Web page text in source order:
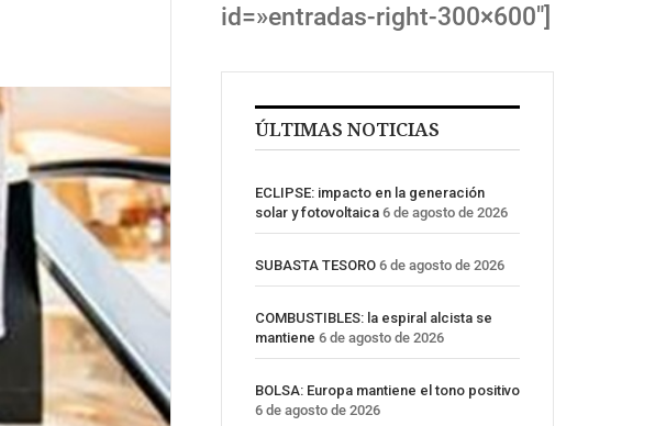
id=»entradas-right-300×600″]
ÚLTIMAS NOTICIAS
ECLIPSE: impacto en la generación
solar y fotovoltaica 6 de agosto de 2026
SUBASTA TESORO 6 de agosto de 2026
COMBUSTIBLES: la espiral alcista se
mantiene 6 de agosto de 2026
BOLSA: Europa mantiene el tono positivo
6 de agosto de 2026